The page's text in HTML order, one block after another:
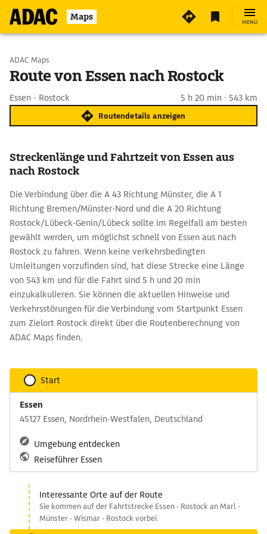
Maps MENÜ
Start wählen
ADAC Maps
Route von Essen nach Rostock
Essen - Rostock 5 h 20 min · 543 km
Routendetails anzeigen
Streckenlänge und Fahrtzeit von Essen aus
nach Rostock
Die Verbindung über die A 43 Richtung Münster, die A 1
Richtung Bremen/Münster-Nord und die A 20 Richtung
Rostock/Lübeck-Genin/Lübeck sollte im Regelfall am besten
gewählt werden, um möglichst schnell von Essen aus nach
Rostock zu fahren. Wenn keine verkehrsbedingten
Umleitungen vorzufinden sind, hat diese Strecke eine Länge
von 543 km und für die Fahrt sind 5 h und 20 min
einzukalkulieren. Sie können die aktuellen Hinweise und
Verkehrsstörungen für die Verbindung vom Startpunkt Essen
zum Zielort Rostock direkt über die Routenberechnung von
ADAC Maps finden.
Start
Essen
45127 Essen, Nordrhein-Westfalen, Deutschland
Umgebung entdecken
Reiseführer Essen
Interessante Orte auf der Route
Sie kommen auf der Fahrtstrecke Essen - Rostock an Marl -
Münster - Wismar - Rostock vorbei.